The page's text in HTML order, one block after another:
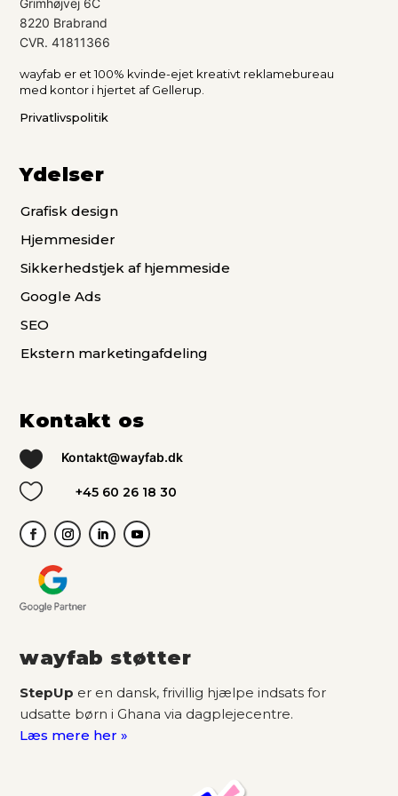
Grimhøjvej 6C
8220 Brabrand
CVR. 41811366
wayfab er et 100% kvinde-ejet kreativt reklamebureau
med kontor i hjertet af Gellerup.
Privatlivspolitik
Ydelser
Grafisk design
Hjemmesider
Sikkerhedstjek af hjemmeside
Google Ads
SEO
Ekstern marketingafdeling
Kontakt os
 Kontakt@wayfab.dk
 +45 60 26 18 30
wayfab støtter
StepUp er en dansk, frivillig hjælpe indsats for
udsatte børn i Ghana via dagplejecentre.
Læs mere her »